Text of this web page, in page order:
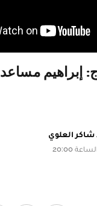
إبراهيم مساعد
العلوي